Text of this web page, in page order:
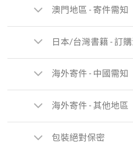
澳門地區 - 寄件需知
日本/台灣書籍 - 訂
海外寄件 - 中國需知
海外寄件 - 其他地區
包裝絕對保密